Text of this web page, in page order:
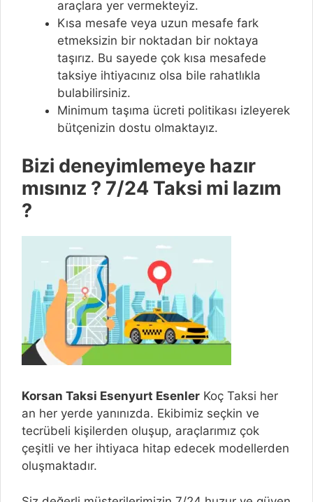
araçlara yer vermekteyiz.
Kısa mesafe veya uzun mesafe fark
etmeksizin bir noktadan bir noktaya
taşırız. Bu sayede çok kısa mesafede
taksiye ihtiyacınız olsa bile rahatlıkla
bulabilirsiniz.
Minimum taşıma ücreti politikası izleyerek
bütçenizin dostu olmaktayız.
Bizi deneyimlemeye hazır
mısınız ? 7/24 Taksi mi lazım
?
Korsan Taksi Esenyurt Esenler Koç Taksi her
an her yerde yanınızda. Ekibimiz seçkin ve
tecrübeli kişilerden oluşup, araçlarımız çok
çeşitli ve her ihtiyaca hitap edecek modellerden
oluşmaktadır.